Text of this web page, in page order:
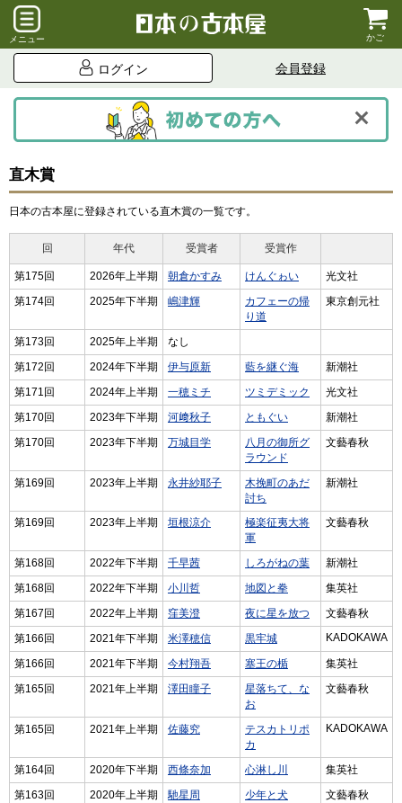
メニュー かご
ログイン 会員登録
直木賞
日本の古本屋に登録されている直木賞の一覧です。
回 年代 受賞者 受賞作
第175回 2026年上半期 朝倉かすみ けんぐゎい
光文社
第174回
2025年下半期 嶋津輝
カフェーの帰
り道
東京創元社
第173回 2025年上半期
なし
第172回
2024年下半期 伊与原新 藍を継ぐ海
新潮社
第171回
2024年上半期 一穂ミチ ツミデミック
光文社
第170回
2023年下半期 河﨑秋子 ともぐい
新潮社
第170回
2023年下半期 万城目学
八月の御所グ
ラウンド
文藝春秋
第169回 2023年上半期 永井紗耶子
木挽町のあだ
討ち
新潮社
第169回 2023年上半期 垣根涼介
極楽征夷大将
軍
文藝春秋
第168回 2022年下半期 千早茜 しろがねの葉
新潮社
第168回
2022年下半期 小川哲 地図と拳
集英社
第167回
2022年上半期 窪美澄 夜に星を放つ
文藝春秋
第166回
2021年下半期 米澤穂信 黒牢城 KADOKAWA
第166回 2021年下半期 今村翔吾 塞王の楯
集英社
第165回
2021年上半期 澤田瞳子
星落ちて、な
お
文藝春秋
第165回 2021年上半期 佐藤究
テスカトリポ
カ
KADOKAWA
第164回 2020年下半期 西條奈加 心淋し川
集英社
第163回
2020年上半期 馳星周 少年と犬
文藝春秋